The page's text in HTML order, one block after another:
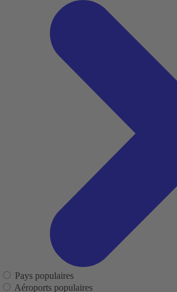
Pays populaires
Aéroports populaires